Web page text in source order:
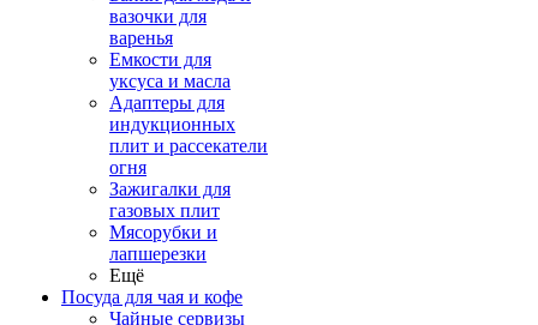
вазочки для
варенья
Емкости для
уксуса и масла
Адаптеры для
индукционных
плит и рассекатели
огня
Зажигалки для
газовых плит
Мясорубки и
лапшерезки
Ещё
Посуда для чая и кофе
Чайные сервизы